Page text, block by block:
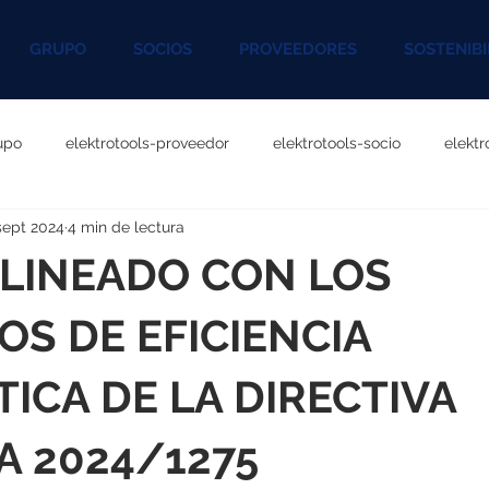
GRUPO SOCIOS PROVEEDORES
elektrotools-proveedor elektrotools-socio
P060000 elektrotools-P027000
P096000 elektrotools-P041000 elektrotools-
P046000 elektrotools-P121000 elektrotools-
CON LOS
DE EFICIENCIA
DE LA DIRECTIVA
2024/1275
2024 4 min de lectura